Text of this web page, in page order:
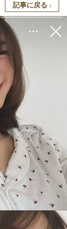
記事に戻る